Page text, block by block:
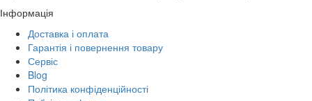
Інформація
Доставка і оплата
Гарантія і повернення товару
Сервіс
Blog
Політика конфіденційності